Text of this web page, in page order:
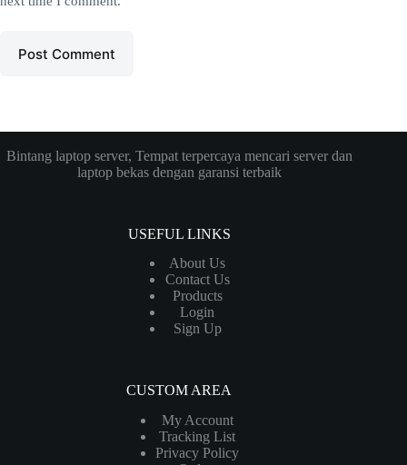
Post Comment
Bintang laptop server, Tempat terpercaya mencari server dan
laptop bekas dengan garansi terbaik
USEFUL LINKS
About Us
Contact Us
Products
Login
Sign Up
CUSTOM AREA
My Account
Tracking List
Privacy Policy